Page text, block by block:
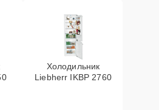
Холодильник
Liebherr IKBP 2760